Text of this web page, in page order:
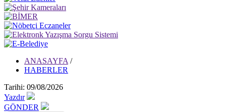
ANASAYFA /
HABERLER
Tarihi: 09/08/2026
Yazdır
GÖNDER